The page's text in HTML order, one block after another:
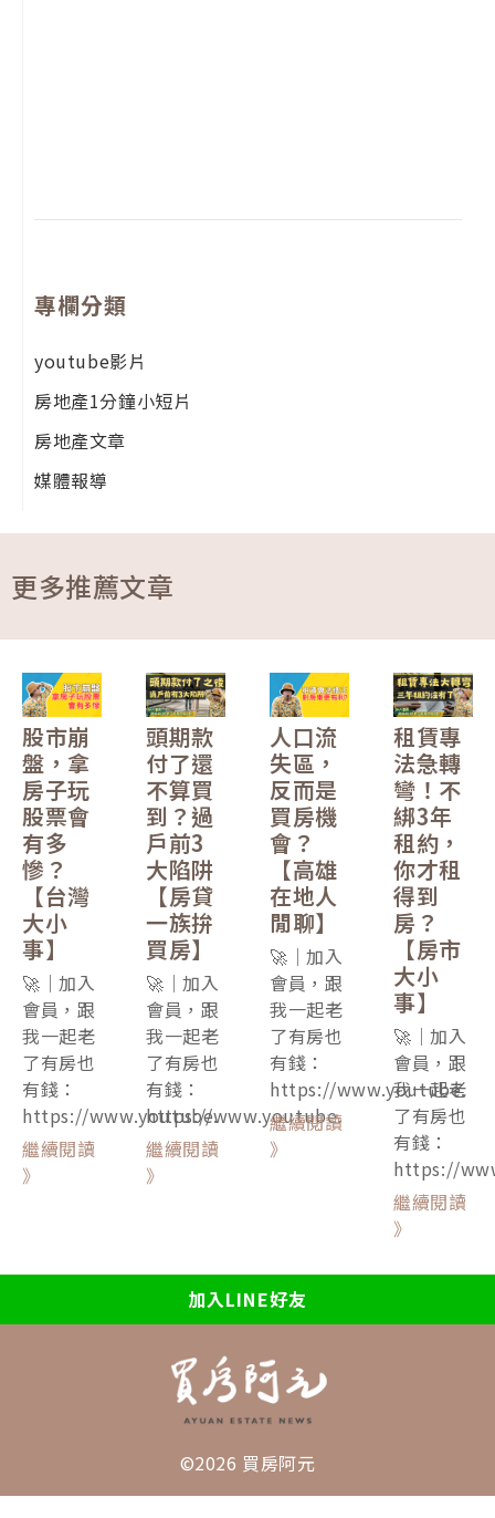
專欄分類
youtube影片
房地產1分鐘小短片
房地產文章
媒體報導
更多推薦文章
股市崩
盤，拿
房子玩
股票會
有多
慘？
【台灣
大小
事】
🚀｜加入
會員，跟
我一起老
了有房也
有錢：
https://www.youtube.
繼續閱讀
》
頭期款
付了還
不算買
到？過
戶前3
大陷阱
【房貸
一族拚
買房】
🚀｜加入
會員，跟
我一起老
了有房也
有錢：
https://www.youtube.
繼續閱讀
》
人口流
失區，
反而是
買房機
會？
【高雄
在地人
閒聊】
🚀｜加入
會員，跟
我一起老
了有房也
有錢：
https://www.youtube.
繼續閱讀
》
租賃專
法急轉
彎！不
綁3年
租約，
你才租
得到
房？
【房市
大小
事】
🚀｜加入
會員，跟
我一起老
了有房也
有錢：
https://
繼續閱讀
》
加入LINE好友
©2026 買房阿元